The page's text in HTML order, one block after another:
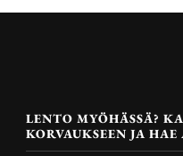
LENTO MYÖHÄSSÄ?
KORVAUKSEEN JA